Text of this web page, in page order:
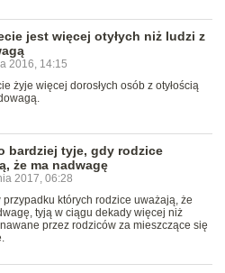
jest więcej otyłych niż ludzi z
2016, 14:15
żyje więcej dorosłych osób z otyłością
bardziej tyje, gdy rodzice
że ma nadwagę
2017, 06:28
przypadku których rodzice uważają, że
tyją w ciągu dekady więcej niż
przez rodziców za mieszczące się